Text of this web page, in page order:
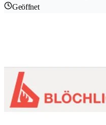
Geöffnet